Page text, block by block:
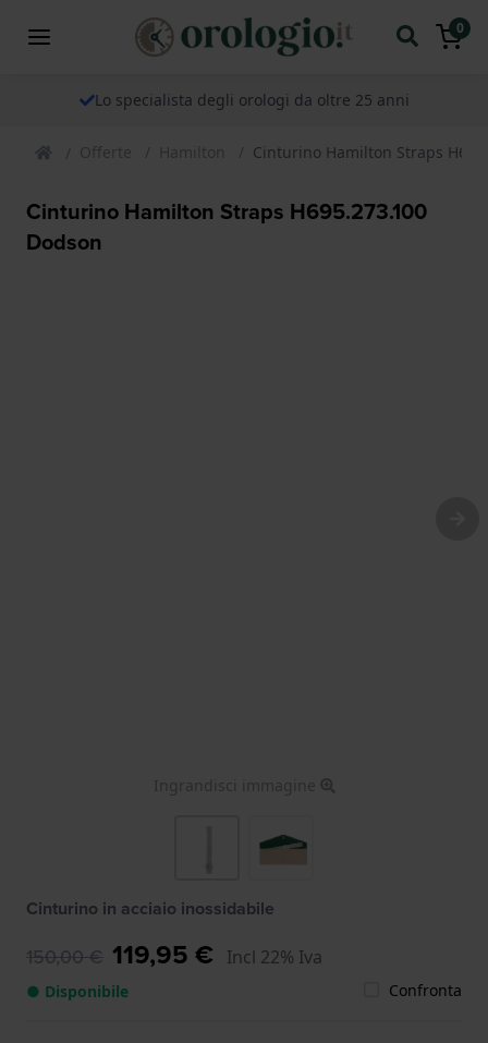
0
Lo specialista degli orologi da oltre 25 anni
Offerte Hamilton Cinturino Hamilton Straps
Cinturino Hamilton Straps H695.273.100
Dodson
Ingrandisci immagine
Cinturino in acciaio inossidabile
150,00 € 119,95 € Incl 22% Iva
● Disponibile Confronta